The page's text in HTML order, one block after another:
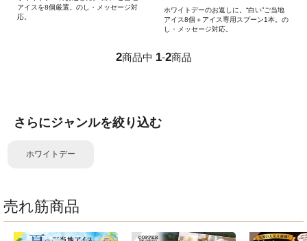
アイスを8個厳選。のし・メッセージ対
応。
ホワイトデーのお返しに。“白い”ご当地
アイス8個＋アイス専用スプーン1本。の
し・メッセージ対応。
2商品中 1-2商品
さらにジャンルを絞り込む
ホワイトデー
売れ筋商品